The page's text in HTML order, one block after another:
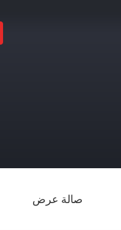
صالة عرض